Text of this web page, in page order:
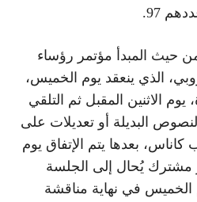
97.
حيث المبدأ مؤتمر رؤساء
الذي ينعقد يوم الخميس،
الاثنين المقبل ثم التلقي
البديلة أو تعديلات على
كاناس، بعدها يتم الإتفاق يوم
مشترك يُحال إلى الجلسة
الخميس في نهاية مناقشة